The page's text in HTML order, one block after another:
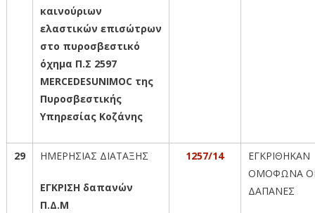
καινούριων
ελαστικών επισώτρων
στο πυροσβεστικό
όχημα Π.Σ 2597
MERCEDESUNIMOCτης
Πυροσβεστικής
Υπηρεσίας Κοζάνης
29 ΗΜΕΡΗΣΙΑΣ ΔΙΑΤΑΞΗΣ
ΕΓΚΡΙΣΗ δαπανών
Π.Δ.Μ
1257/14
ΕΓΚΡΙΘΗΚΑΝ
ΟΜΟΦΩΝΑ
ΔΑΠΑΝΕΣ